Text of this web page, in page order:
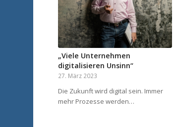
„Viele Unternehmen
digitalisieren Unsinn“
27. März 2023
Die Zukunft wird digital sein. Immer
mehr Prozesse werden…